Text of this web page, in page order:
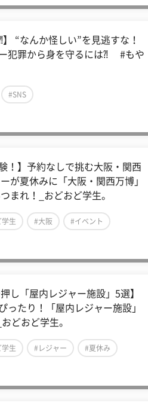
】 “なんか怪しい”を見逃すな！
犯罪から身を守るには⁈ #もや
#SNS
！】予約なしで挑む大阪・関西
が夏休みに「大阪・関西万博」
まれ！_おどおど学生。
学生 #大阪 #イベント
し「屋内レジャー施設」5選】
ったり！「屋内レジャー施設」
どおど学生。
学生 #レジャー #夏休み